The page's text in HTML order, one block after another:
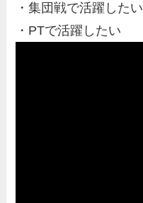
・集団戦で活躍したい
・PTで活躍したい